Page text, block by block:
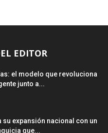
EDITOR
el modelo que revoluciona
junto a...
su expansión nacional con un
que...